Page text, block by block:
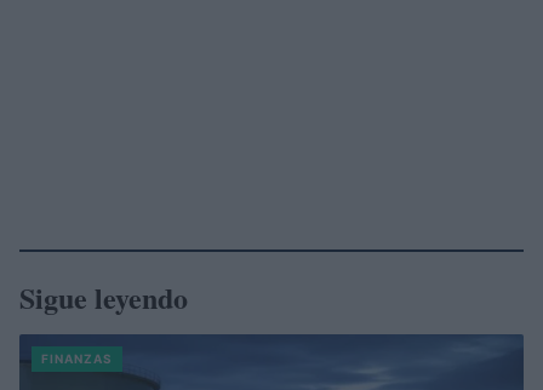
Sigue leyendo
FINANZAS